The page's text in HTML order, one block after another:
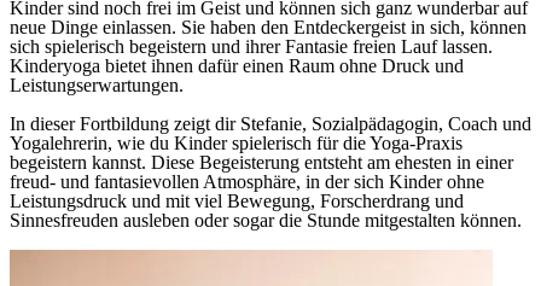
Kinder sind noch frei im Geist und können sich ganz wunderbar auf
neue Dinge einlassen. Sie haben den Entdeckergeist in sich, können
sich spielerisch begeistern und ihrer Fantasie freien Lauf lassen.
Kinderyoga bietet ihnen dafür einen Raum ohne Druck und
Leistungserwartungen.
In dieser Fortbildung zeigt dir Stefanie, Sozialpädagogin, Coach und
Yogalehrerin, wie du Kinder spielerisch für die Yoga-Praxis
begeistern kannst. Diese Begeisterung entsteht am ehesten in einer
freud- und fantasievollen Atmosphäre, in der sich Kinder ohne
Leistungsdruck und mit viel Bewegung, Forscherdrang und
Sinnesfreuden ausleben oder sogar die Stunde mitgestalten können.